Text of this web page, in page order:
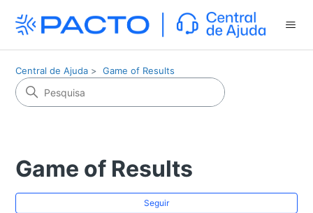
Central de Ajuda Game of Results
Game of Results
Seguir